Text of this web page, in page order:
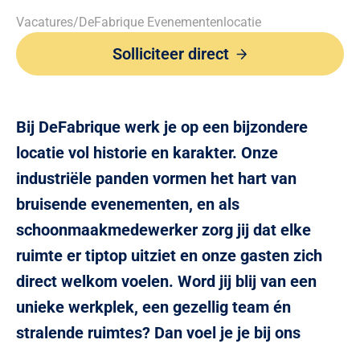
Vacatures/DeFabrique Evenementenlocatie
Solliciteer direct
Bij DeFabrique werk je op een bijzondere
locatie vol historie en karakter. Onze
industriële panden vormen het hart van
bruisende evenementen, en als
schoonmaakmedewerker zorg jij dat elke
ruimte er tiptop uitziet en onze gasten zich
direct welkom voelen. Word jij blij van een
unieke werkplek, een gezellig team én
stralende ruimtes? Dan voel je je bij ons